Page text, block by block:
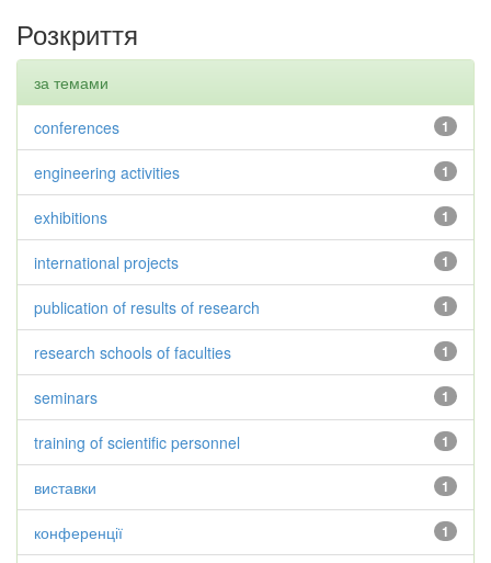
Розкриття
за темами
1
conferences
1
engineering activities
1
exhibitions
1
international projects
1
publication of results of research
1
research schools of faculties
1
seminars
1
training of scientific personnel
1
виставки
1
конференції